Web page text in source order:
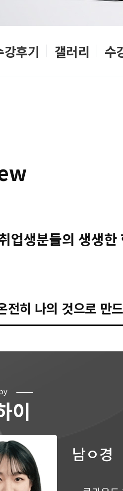
강후기 갤러리 수
업생분들의 생생한
전히 나의 것으로 만
이
남ㅇ경